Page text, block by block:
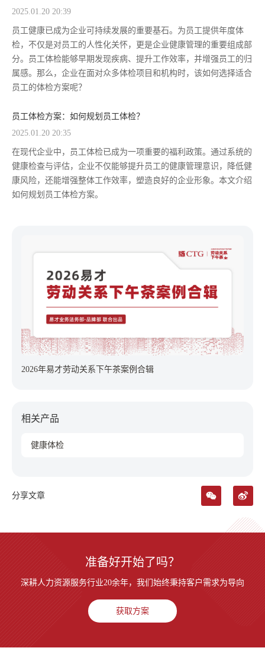
2025.01.20 20:39
员工健康已成为企业可持续发展的重要基石。为员工提供年度体
检，不仅是对员工的人性化关怀，更是企业健康管理的重要组成部
分。员工体检能够早期发现疾病、提升工作效率，并增强员工的归
属感。那么，企业在面对众多体检项目和机构时，该如何选择适合
员工的体检方案呢？
员工体检方案：如何规划员工体检？
2025.01.20 20:35
在现代企业中，员工体检已成为一项重要的福利政策。通过系统的
健康检查与评估，企业不仅能够提升员工的健康管理意识，降低健
康风险，还能增强整体工作效率，塑造良好的企业形象。本文介绍
如何规划员工体检方案。
2026年易才劳动关系下午茶案例合辑
相关产品
健康体检
分享文章
准备好开始了吗？
深耕人力资源服务行业20余年，我们始终秉持客户需求为导向
获取方案